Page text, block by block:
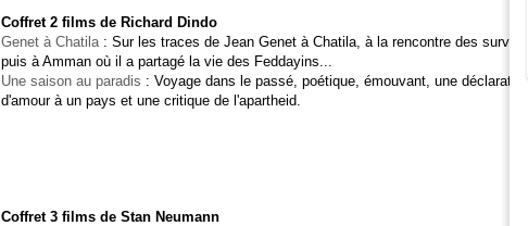
Coffret 2 films de Richard Dindo
Genet à Chatila: Sur les traces de Jean Genet à Chatila, à la rencontre des
puis à Amman où il a partagé la vie des Feddayins...
Une saison au paradis : Voyage dans le passé, poétique, émouvant, une
d'amour à un pays et une critique de l'apartheid.
Coffret 3 films de Stan Neumann